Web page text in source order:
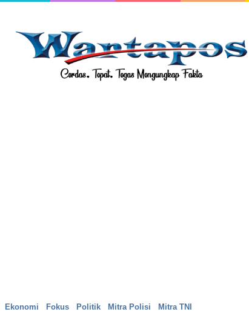
Ekonomi Fokus Politik Mitra Polisi Mitra TNI